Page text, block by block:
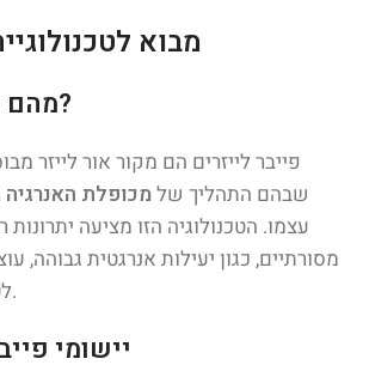
מבוא
מהם פייבר לייזרים?
פייבר לייזרים הם מקור אור לייזר
שבהם התהליך שלמכופלת האנרגיה
עצמו. הטכנולוגיה הזו מציעה יתרונות
מסורתיים, כגון יעילות אנרגטית גבוהה,
לטמפרטורות גבוהות.
יישומי